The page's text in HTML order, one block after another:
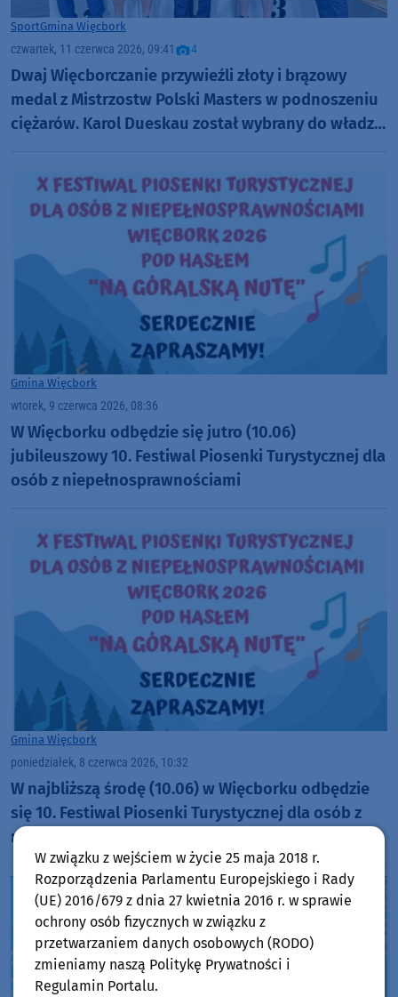
SportGmina Więcbork
czwartek, 11 czerwca 2026, 09:41 4
Dwaj Więcborczanie przywieźli złoty i brązowy
medal z Mistrzostw Polski Masters w podnoszeniu
ciężarów. Karol Dueskau został wybrany do władz
Gmina Więcbork
wtorek, 9 czerwca 2026, 08:36
W Więcborku odbędzie się jutro (10.06)
jubileuszowy 10. Festiwal Piosenki Turystycznej dla
osób z niepełnosprawnościami
Gmina Więcbork
poniedziałek, 8 czerwca 2026, 10:32
W najbliższą środę (10.06) w Więcborku odbędzie
się 10. Festiwal Piosenki Turystycznej dla osób z
niepełnosprawnościami. Tym razem "na góralską
nutę"W związku z wejściem w życie 25 maja 2018 r.
Rozporządzenia Parlamentu Europejskiego i Rady
(UE) 2016/679 z dnia 27 kwietnia 2016 r. w sprawie
ochrony osób fizycznych w związku z
przetwarzaniem danych osobowych (RODO)
zmieniamy naszą Politykę Prywatności i
Regulamin Portalu.